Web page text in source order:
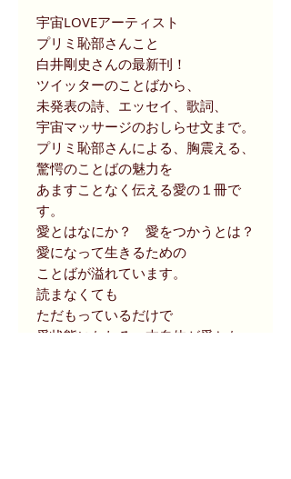
宇宙LOVEアーティスト
プリミ恥部さんこと
白井剛史さんの最新刊！
ツイッターのことばから、
未発表の詩、エッセイ、歌詞、
宇宙マッサージのおしらせ文まで。
プリミ恥部さんによる、胸震える、
驚愕のことばの魅力を
あますことなく伝える愛の１冊で
す。
愛とはなにか？ 愛をつかうとは？
愛になって生きるための
ことばが溢れています。
読まなくても
ただもっているだけで
愛状態になれる、本自体が愛となっ